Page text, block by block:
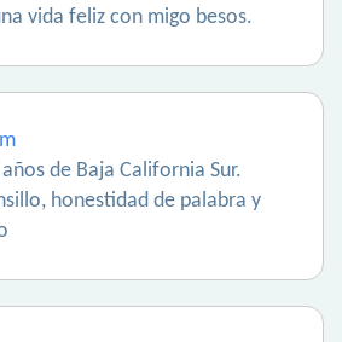
vida feliz con migo besos.
de Baja California Sur.
honestidad de palabra y